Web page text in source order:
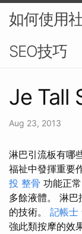
如何使用
SEO技巧
Je Tall
Aug 23, 2013
淋巴引流板有哪
福祉中發揮重要
投 整骨 功能正
多餘液體。 淋巴
的技術。 記帳士
強此類按摩的效